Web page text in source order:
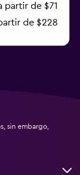
partir de $71
de $228
sin embargo,